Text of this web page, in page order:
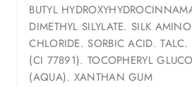
BUTYL
DIMETHYL SILYLATE. SILK
CHLORIDE. SORBIC ACID.
(CI 77891). TOCOPHERYL
(AQUA). XANTHAN GUM